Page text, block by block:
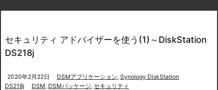
セキュリティ アドバイザーを使う(1)～DiskStation
DS218j
2020年2月22日 DSMアプリケーション, Synology DiskStation
DS218j
DSM, DSMパッケージ, セキュリティ